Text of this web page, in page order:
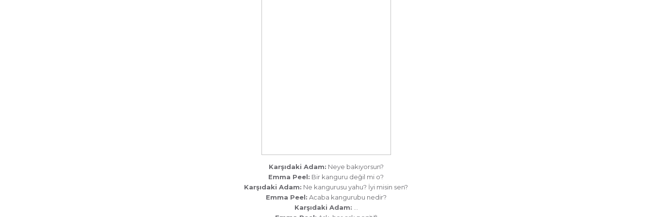
Karşıdaki Adam: Neye bakıyorsun?
Emma Peel: Bir kanguru değil mi o?
Karşıdaki Adam: Ne kangurusu yahu? İyi misin sen?
Emma Peel: Acaba kangurubu nedir?
Karşıdaki Adam: …